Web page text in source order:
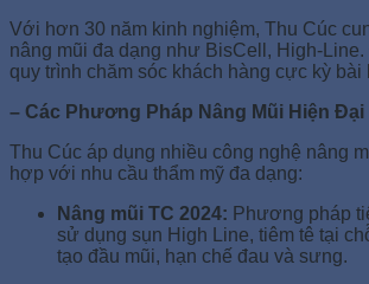
Với hơn 30 năm kinh nghiệm, Thu Cúc
nâng mũi đa dạng như BisCell, High-
quy trình chăm sóc khách hàng cực kỳ bài
– Các Phương Pháp Nâng Mũi Hiện Đại
Thu Cúc áp dụng nhiều công nghệ nâng
hợp với nhu cầu thẩm mỹ đa dạng:
Nâng mũi TC 2024: Phương pháp
sử dụng sụn High Line, tiêm tê tại
tạo đầu mũi, hạn chế đau và sưng.